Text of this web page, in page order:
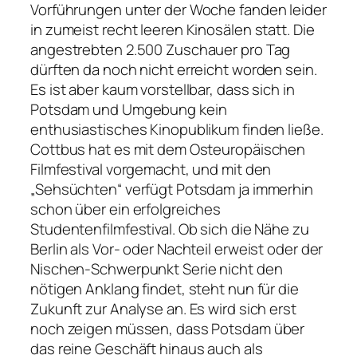
Vorführungen unter der Woche fanden leider
in zumeist recht leeren Kinosälen statt. Die
angestrebten 2.500 Zuschauer pro Tag
dürften da noch nicht erreicht worden sein.
Es ist aber kaum vorstellbar, dass sich in
Potsdam und Umgebung kein
enthusiastisches Kinopublikum finden ließe.
Cottbus hat es mit dem Osteuropäischen
Filmfestival vorgemacht, und mit den
„Sehsüchten“ verfügt Potsdam ja immerhin
schon über ein erfolgreiches
Studentenfilmfestival. Ob sich die Nähe zu
Berlin als Vor- oder Nachteil erweist oder der
Nischen-Schwerpunkt Serie nicht den
nötigen Anklang findet, steht nun für die
Zukunft zur Analyse an. Es wird sich erst
noch zeigen müssen, dass Potsdam über
das reine Geschäft hinaus auch als